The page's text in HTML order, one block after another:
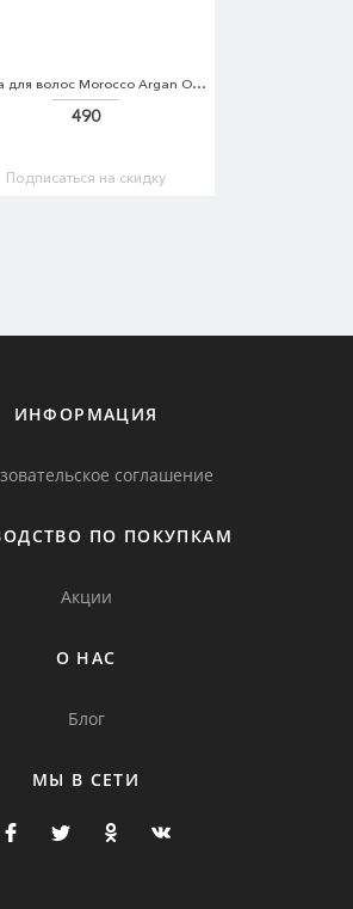
Маска для волос Morocco Argan Oil Morocco Argan Oil MO046LWFCJ14
490
Подписаться на скидку
ИНФОРМАЦИЯ
соглашение
ПО ПОКУПКАМ
Акции
О НАС
Блог
МЫ В СЕТИ